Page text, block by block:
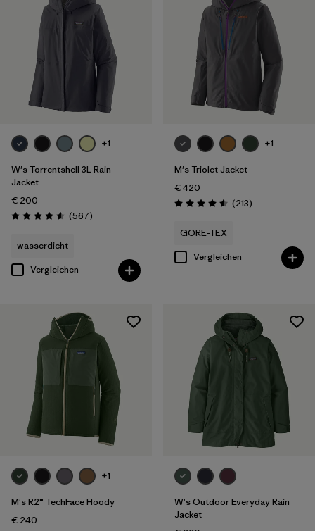
+1
W's Torrentshell 3L Rain
Jacket
€ 200
Bewertung: 4.6 / 5
(567Rezensionen
)
wasserdicht
Vergleichen
+1
M's Triolet Jacket
€ 420
Bewertung: 4.6 / 5
(213Rezensionen
)
GORE-TEX
Vergleichen
+1
M's R2® TechFace Hoody
€ 240
W's Outdoor Everyday Rain
Jacket